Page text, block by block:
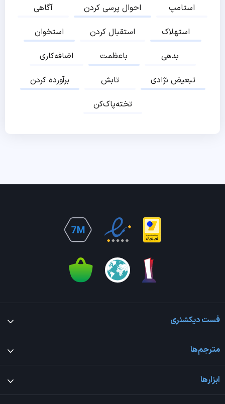
آگاهی
احوال پرسی کردن
استامپ
استخوان
استقبال کردن
استهلاک
اضافه‌کاری
باعظمت
بدهی
برآورده کردن
تابش
تبعیض نژادی
تخته‌پاک‌کن
فست دیکشنری
مترجم‌ها
ابزارها